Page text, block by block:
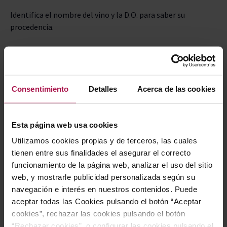
Consentimiento Detalles Acerca de las cookies
Esta página web usa cookies
Utilizamos cookies propias y de terceros, las cuales
tienen entre sus finalidades el asegurar el correcto
funcionamiento de la página web, analizar el uso del sitio
web, y mostrarle publicidad personalizada según su
navegación e interés en nuestros contenidos. Puede
aceptar todas las Cookies pulsando el botón “Aceptar
cookies”, rechazar las cookies pulsando el botón
Identifica el nombre del vino y la D.O. para saber su
procedencia.
Lee las variedades de uva para anticipar el perfil aromático y
gustativo.
ligero o potente.
Observa si hay certificaciones (ecológico, biodinámico,
etc.).
Consulta la bodega para valorar su reputación.
Lee la contraetiqueta para información adicional sobre
elaboración, maridaje o notas de cata.